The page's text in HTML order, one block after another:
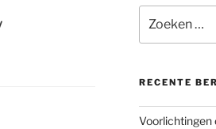
naar:
RECENTE
Voorlichtingen